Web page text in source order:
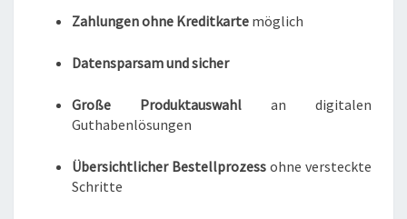
Zahlungen ohne Kreditkarte möglich
Datensparsam und sicher
Große Produktauswahl an digitalen
Guthabenlösungen
Übersichtlicher Bestellprozess ohne versteckte
Schritte